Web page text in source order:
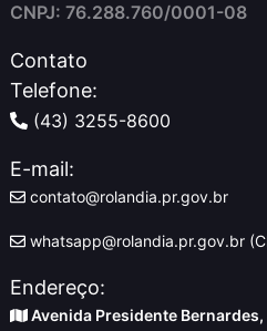
CNPJ: 76.288.760/0001-08
Contato
Telefone:
(43) 3255-8600
E-mail:
contato@rolandia.pr.gov.br
whatsapp@rolandia.pr.gov.br
Endereço:
Avenida Presidente